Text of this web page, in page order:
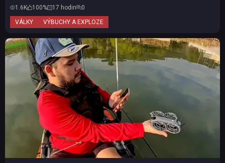
VÁLKY VÝBUCHY A EXPLOZE
další útok n...
1.6K 100% 17 hodin 0